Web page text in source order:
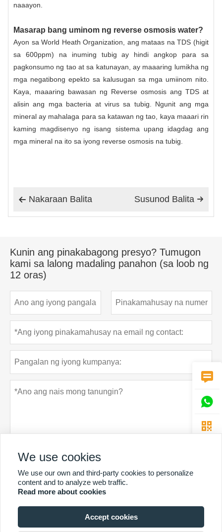
naaayon.
Masarap bang uminom ng reverse osmosis water?
Ayon sa World Heath Organization, ang mataas na TDS (higit
sa 600ppm) na inuming tubig ay hindi angkop para sa
pagkonsumo ng tao at sa katunayan, ay maaaring lumikha ng
mga negatibong epekto sa kalusugan sa mga umiinom nito.
Kaya, maaaring bawasan ng Reverse osmosis ang TDS at
alisin ang mga bacteria at virus sa tubig. Ngunit ang mga
mineral ay mahalaga para sa katawan ng tao, kaya maaari rin
kaming magdisenyo ng isang sistema upang idagdag ang
mga mineral na ito sa iyong reverse osmosis na tubig.
 Nakaraan Balita 
Susunod Balita
Kunin ang pinakabagong presyo? Tumugon
kami sa lalong madaling panahon (sa loob ng
12 oras)
Ipasa Patakaran sa privacy
MAS MARAMING SERBISYO



We use cookies
We use our own and third-party cookies to personalize
content and to analyze web traffic.
Read more about cookies
Accept cookies